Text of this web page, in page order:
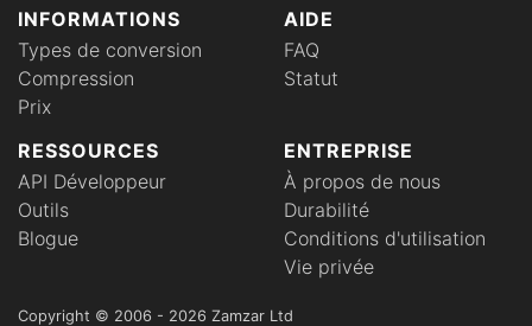
INFORMATIONS
Types de conversion
Compression
Prix
AIDE
FAQ
Statut
RESSOURCES
API Développeur
Outils
Blogue
ENTREPRISE
À propos de nous
Durabilité
Conditions d'utilisation
Vie privée
Copyright © 2006 - 2026 Zamzar Ltd